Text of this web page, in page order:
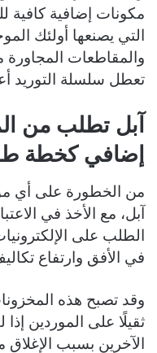
مكونات إضافية كافية
التي يصنعها أولئك
والمقاطعات
تعطل سلسلة التوريد
آبل تطلب من
إضافي كخطة
من الخطورة على أي
آبل، مع الأخذ في
الطلب على
في الأفق وارتفاع
وقد تصبح هذه
ثقيلًا على الموردين
الآخرين بسبب